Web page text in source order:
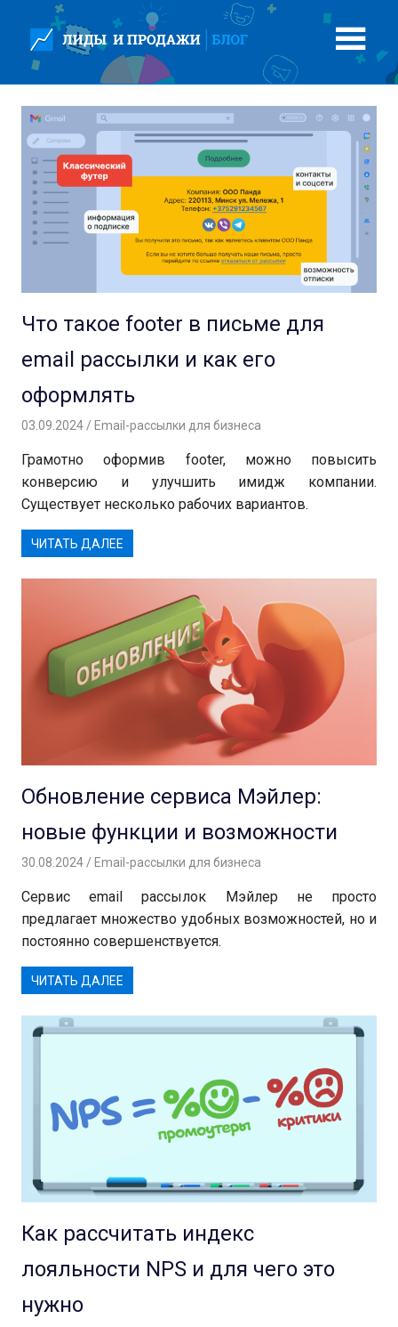
Перейти
содержимому
Что такое footer в письме для
email рассылки и как его
оформлять
03.09.2024 Андрей
Email-рассылки для бизнеса
Грамотно оформив footer, можно повысить
конверсию и улучшить имидж компании.
Существует несколько рабочих вариантов.
ЧИТАТЬ ДАЛЕЕ
Обновление сервиса Мэйлер:
новые функции и возможности
30.08.2024 Андрей
Email-рассылки для бизнеса
Сервис email рассылок Мэйлер не просто
предлагает множество удобных возможностей, но и
постоянно совершенствуется.
ЧИТАТЬ ДАЛЕЕ
Как рассчитать индекс
лояльности NPS и для чего это
нужно